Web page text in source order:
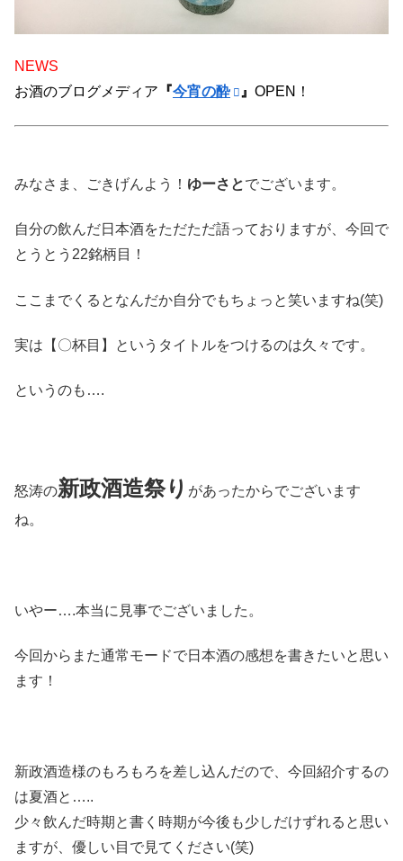
NEWS
お酒のブログメディア 『今宵の酔 』 OPEN！
みなさま、ごきげんよう！ ゆーさとでございます。
自分の飲んだ日本酒をただただ語っておりますが、今回で
とうとう22銘柄目！
ここまでくるとなんだか自分でもちょっと笑いますね(笑)
実は【〇杯目】というタイトルをつけるのは久々です。
というのも….
怒涛の新政酒造祭り があったからでございます
ね。
いやー….本当に見事でございました。
今回からまた通常モードで日本酒の感想を書きたいと思い
ます！
新政酒造様のもろもろを差し込んだので、今回紹介するの
は夏酒と…..
少々飲んだ時期と書く時期が今後も少しだけずれると思い
ますが、優しい目で見てください(笑)